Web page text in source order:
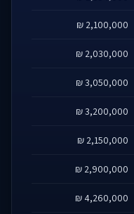
2,100,000 ₪
2,030,000 ₪
3,050,000 ₪
3,200,000 ₪
2,150,000 ₪
2,900,000 ₪
4,260,000 ₪